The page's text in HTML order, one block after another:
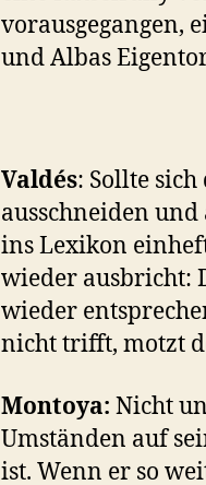
vorausgegangen,
und Albas
Valdés: Sollte
ausschneiden und
ins Lexikon
wieder ausbricht:
wieder
nicht trifft, motzt
Montoya: Nicht
Umständen auf
ist. Wenn er so